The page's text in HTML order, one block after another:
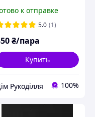
"Винчальные"
шт,
красные
к отправке
5.0 (1)
₴/пара
Купить
Рукоділля 100%